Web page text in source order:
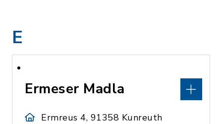
E
Ermeser Madla
Ermreus 4, 91358 Kunreuth